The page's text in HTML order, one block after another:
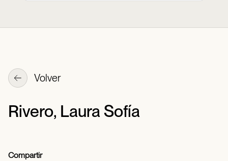
Volver
Rivero, Laura Sofía
Compartir